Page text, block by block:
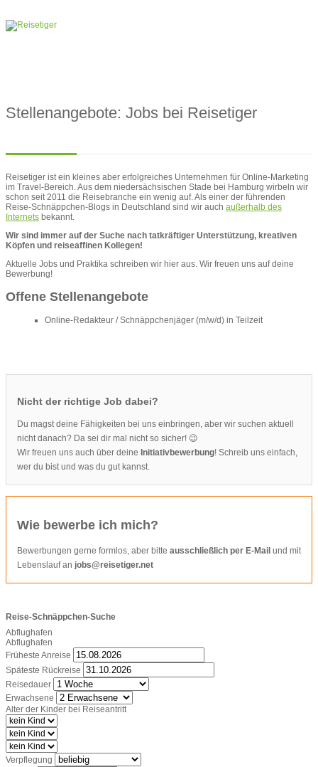
Stellenangebote: Jobs bei Reisetiger
Reisetiger ist ein kleines aber erfolgreiches Unternehmen für Online-Marketing
im Travel-Bereich. Aus dem niedersächsischen Stade bei Hamburg wirbeln wir
schon seit 2011 die Reisebranche ein wenig auf. Als einer der führenden
Reise-Schnäppchen-Blogs in Deutschland sind wir auch außerhalb des
Internets bekannt.
Wir sind immer auf der Suche nach tatkräftiger Unterstützung, kreativen
Köpfen und reiseaffinen Kollegen!
Aktuelle Jobs und Praktika schreiben wir hier aus. Wir freuen uns auf deine
Bewerbung!
Offene Stellenangebote
Online-Redakteur / Schnäppchenjäger (m/w/d) in Teilzeit
Nicht der richtige Job dabei?
Du magst deine Fähigkeiten bei uns einbringen, aber wir suchen aktuell
nicht danach? Da sei dir mal nicht so sicher! 😉
Wir freuen uns auch über deine Initiativbewerbung! Schreib uns einfach,
wer du bist und was du gut kannst.
Wie bewerbe ich mich?
Bewerbungen gerne formlos, aber bitte ausschließlich per E-Mail und mit
Lebenslauf an jobs@reisetiger.net
Reise-Schnäppchen-Suche
Abflughafen
Abflughafen
Früheste Anreise
Späteste Rückreise
Reisedauer
Erwachsene
Alter der Kinder bei Reiseantritt
Verpflegung